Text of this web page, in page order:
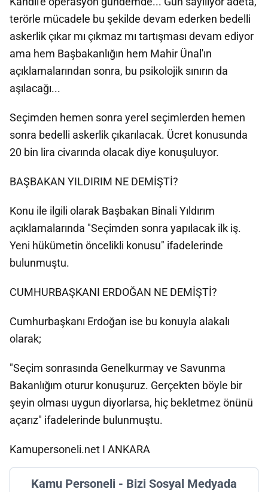
terörle mücadele bu şekilde devam ederken bedelli
askerlik çıkar mı çıkmaz mı tartışması devam ediyor
ama hem Başbakanlığın hem Mahir Ünal'ın
açıklamalarından sonra, bu psikolojik sınırın da
aşılacağı...
Seçimden hemen sonra yerel seçimlerden hemen
sonra bedelli askerlik çıkarılacak. Ücret konusunda
20 bin lira civarında olacak diye konuşuluyor.
BAŞBAKAN YILDIRIM NE DEMİŞTİ?
Konu ile ilgili olarak Başbakan Binali Yıldırım
açıklamalarında "Seçimden sonra yapılacak ilk iş.
Yeni hükümetin öncelikli konusu" ifadelerinde
bulunmuştu.
CUMHURBAŞKANI ERDOĞAN NE DEMİŞTİ?
Cumhurbaşkanı Erdoğan ise bu konuyla alakalı
olarak;
"Seçim sonrasında Genelkurmay ve Savunma
Bakanlığım oturur konuşuruz. Gerçekten böyle bir
şeyin olması uygun diyorlarsa, hiç bekletmez önünü
açarız" ifadelerinde bulunmuştu.
Kamupersoneli.net I ANKARA
Kamu Personeli - Bizi Sosyal Medyada